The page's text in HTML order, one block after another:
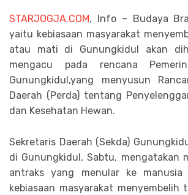
STARJOGJA.COM, Info – Budaya
yaitu kebiasaan masyarakat
atau mati di Gunungkidul akan
mengacu pada rencana
Gunungkidul,yang menyusun
Daerah (Perda) tentang
dan Kesehatan Hewan.
Sekretaris Daerah (Sekda)
di Gunungkidul, Sabtu, mengatakan
antraks yang menular ke manusia
kebiasaan masyarakat menyembelih